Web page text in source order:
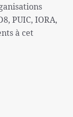
PUIC, IORA,
à cet